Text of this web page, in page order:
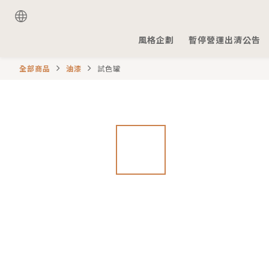
風格企劃 暫停營運出清公告
全部商品 油漆 試色罐